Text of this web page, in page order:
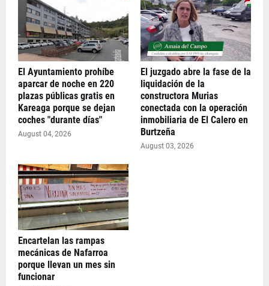
El Ayuntamiento prohíbe
aparcar de noche en 220
plazas públicas gratis en
Kareaga porque se dejan
coches "durante días"
August 04, 2026
El juzgado abre la fase de la
liquidación de la
constructora Murias
conectada con la operación
inmobiliaria de El Calero en
Burtzeña
August 03, 2026
Encartelan las rampas
mecánicas de Nafarroa
porque llevan un mes sin
funcionar